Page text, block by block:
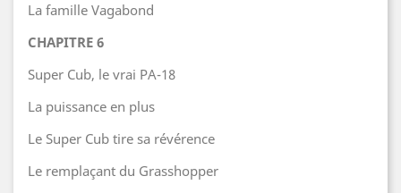
La famille Vagabond
CHAPITRE 6
Super Cub, le vrai PA-18
La puissance en plus
Le Super Cub tire sa révérence
Le remplaçant du Grasshopper